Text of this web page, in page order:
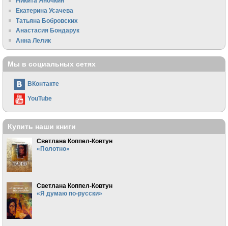
Екатерина Усачева
Татьяна Бобровских
Анастасия Бондарук
Анна Лелик
Мы в социальных сетях
ВКонтакте
YouTube
Купить наши книги
Светлана Коппел-Ковтун
«Полотно»
Светлана Коппел-Ковтун
«Я думаю по-русски»